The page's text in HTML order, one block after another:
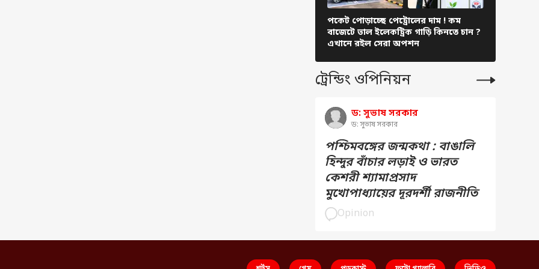
পকেট পোড়াচ্ছে পেট্রোলের দাম ! কম
বাজেটে ভাল ইলেকট্রিক গাড়ি কিনতে চান ?
এখানে রইল সেরা অপশন
ট্রেন্ডিং ওপিনিয়ন
ড: সুভাষ সরকার
ড: সুভাষ সরকার
পশ্চিমবঙ্গের জন্মকথা : বাঙালি
হিন্দুর বাঁচার লড়াই ও ভারত
কেশরী শ্যামাপ্রসাদ
মুখোপাধ্যায়ের দূরদর্শী রাজনীতি
Opinion